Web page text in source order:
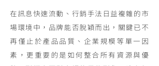
在訊息快速流動、行銷手法日益複雜的市
場環境中，品牌能否脫穎而出，關鍵已不
再僅止於產品品質、企業規模等單一因
素，更重要的是如何整合所有資源與優